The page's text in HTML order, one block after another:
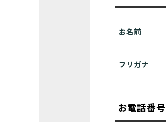
お名前
フリガナ
お電話番号